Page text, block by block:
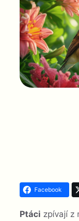
Facebook
Ptáci zpívají z